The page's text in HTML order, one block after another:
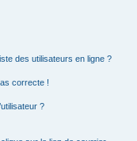
des utilisateurs en ligne ?
correcte !
?